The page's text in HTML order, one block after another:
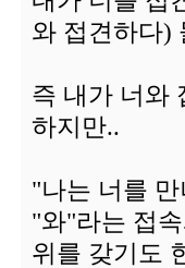
와 접견하다)
즉 내가 너와
하지만..
"나는 너를
"와"라는 접
위를 갖기도